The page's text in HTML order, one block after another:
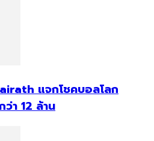
แจกโชคบอลโลก
า 12 ล้าน